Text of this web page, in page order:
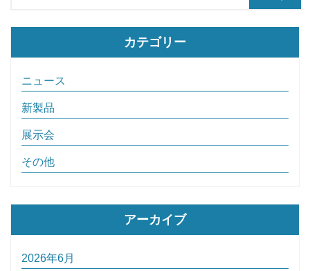
カテゴリー
ニュース
新製品
展示会
その他
アーカイブ
2026年6月